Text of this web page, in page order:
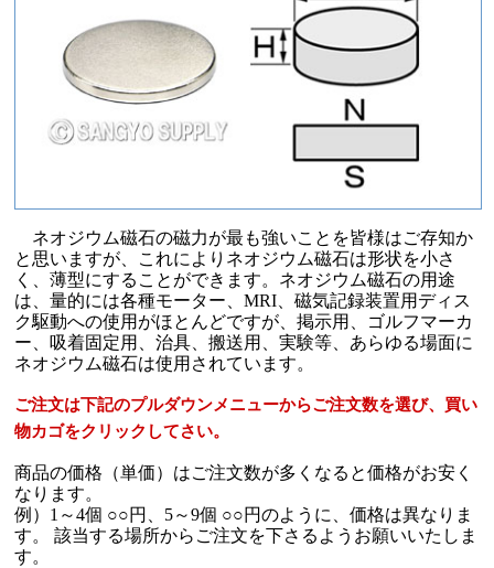
ネオジウム磁石の磁力が最も強いことを皆様はご存知か
と思いますが、これによりネオジウム磁石は形状を小さ
く、薄型にすることができます。ネオジウム磁石の用途
は、量的には各種モーター、MRI、磁気記録装置用ディス
ク駆動への使用がほとんどですが、掲示用、ゴルフマーカ
ー、吸着固定用、治具、搬送用、実験等、あらゆる場面に
ネオジウム磁石は使用されています。
ご注文は下記のプルダウンメニューからご注文数を選び、買い
物カゴをクリックしてさい。
商品の価格（単価）はご注文数が多くなると価格がお安く
なります。
例）1～4個 ○○円、5～9個 ○○円のように、価格は異なりま
す。 該当する場所からご注文を下さるようお願いいたしま
す。